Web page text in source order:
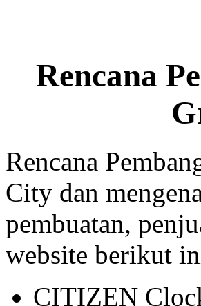
Rencana
Rencana
City dan
pembuatan,
website berikut
CITIZEN